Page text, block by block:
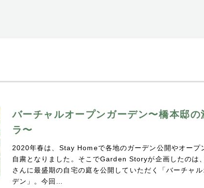
バーチャルオープンガーデン〜橋本邸の
ラ〜
2020年春は、Stay Homeで各地のガーデン公開やオープ
自粛となりました。そこでGarden Storyが企画したのは
さんに最盛期の自宅の庭を公開していただく「バーチャ
デン」。今回…